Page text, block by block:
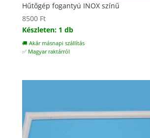
Hűtőgép fogantyú INOX színű
8500 Ft
Készleten: 1 db
🚚 Akár másnapi szállítás
✅ Magyar raktárról